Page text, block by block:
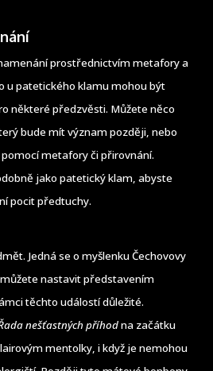
prostřednictvím metafory a
u patetického klamu mohou být
některé předzvěsti. Můžete něco
bude mít význam později, nebo
metafory či přirovnání.
jako patetický klam, abyste
pocit předtuchy.
Jedná se o myšlenku Čechovovy
nastavit představením
těchto událostí důležité.
nešťastných příhodna začátku
mentolky, i když je nemohou